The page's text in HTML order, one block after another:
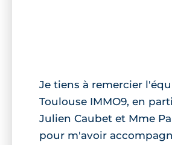
Je tiens à remercier
Toulouse IMMO9, en
Julien Caubet et Mme
pour m'avoir